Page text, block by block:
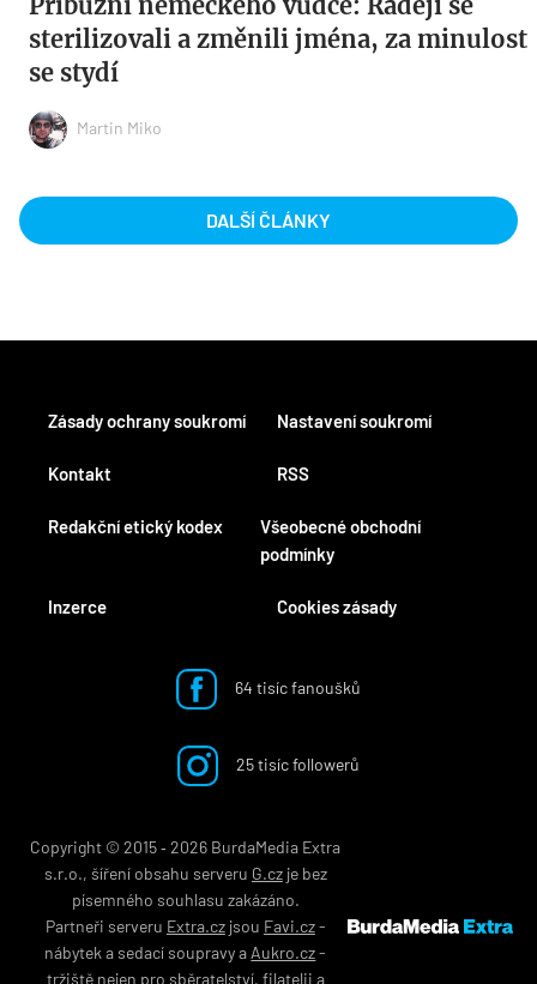
sterilizovali a změnili jména, za minulost
se stydí
Martin Miko
DALŠÍ ČLÁNKY
Kontakt
Redakční etický kodex
Inzerce
RSS
Všeobecné obchodní
podmínky
Cookies zásady
Zásady ochrany soukromí Nastavení soukromí
64 tisíc fanoušků
25 tisíc followerů
Copyright © 2015 ‐ 2026 BurdaMedia Extra
s.r.o., šíření obsahu serveru G.czje bez
písemného souhlasu zakázáno.
Partneři serveru Extra.czjsou Favi.cz-
nábytek a sedací soupravya Aukro.cz-
tržiště nejen pro sběratelství, filatelii a